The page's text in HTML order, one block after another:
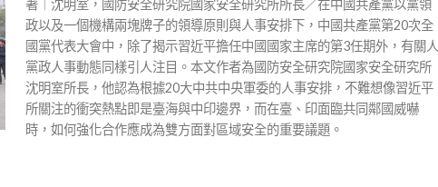
著｜沈明室，國防安全研究院國家安全研究所所長／在中國共產黨以黨領
政以及一個機構兩塊牌子的領導原則與人事安排下，中國共產黨第20次全
國黨代表大會中，除了揭示習近平擔任中國國家主席的第3任期外，有關人
黨政人事動態同樣引人注目。本文作者為國防安全研究院國家安全研究所
沈明室所長，他認為根據20大中共中央軍委的人事安排，不難想像習近平
所關注的衝突熱點即是臺海與中印邊界，而在臺、印面臨共同鄰國威嚇
時，如何強化合作應成為雙方面對區域安全的重要議題。